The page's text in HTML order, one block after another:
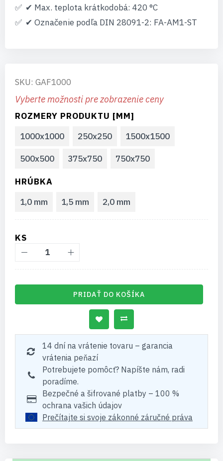
✔ Max. teplota krátkodobá: 420 °C
✔ Označenie podľa DIN 28091-2: FA-AM1-ST
SKU: GAF1000
Vyberte možnosti pre zobrazenie ceny
ROZMERY PRODUKTU [MM]
1000x1000
250x250 1500x1500
500x500 375x750 750x750
HRÚBKA
1,0 mm
1,5 mm 2,0 mm
KS
PRIDAŤ DO KOŠÍKA
14 dní na vrátenie tovaru – garancia
vrátenia peňazí
Potrebujete pomôcť? Napíšte nám, radi
poradíme.
Bezpečné a šifrované platby – 100 %
ochrana vašich údajov
Prečítajte si svoje zákonné záručné práva